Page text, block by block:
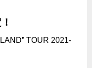
TOUR 2021-